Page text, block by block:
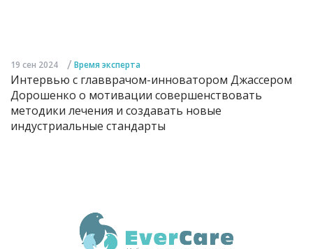
19 сен 2024 / Время эксперта
Интервью с главврачом-инноватором Джассером
Дорошенко о мотивации совершенствовать
методики лечения и создавать новые
индустриальные стандарты